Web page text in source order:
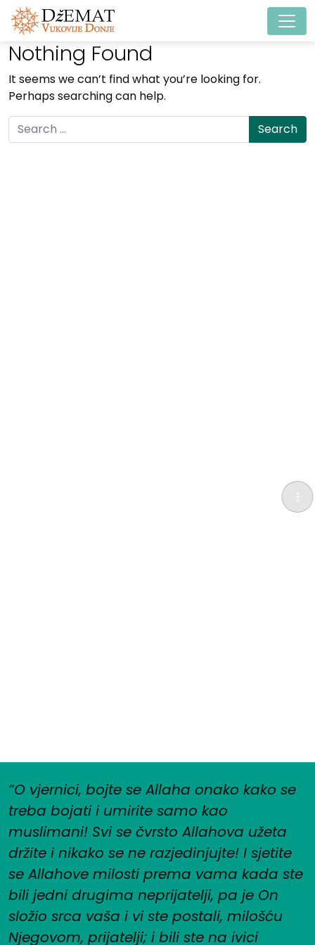
Main Navigation
Nothing Found
It seems we can’t find what you’re looking for.
Perhaps searching can help.
Search for:
“O vjernici, bojte se Allaha onako kako se
treba bojati i umirite samo kao
muslimani! Svi se čvrsto Allahova užeta
držite i nikako se ne razjedinjujte! I sjetite
se Allahove milosti prema vama kada ste
bili jedni drugima neprijatelji, pa je On
složio srca vaša i vi ste postali, milošću
Njegovom, prijatelji; i bili ste na ivici